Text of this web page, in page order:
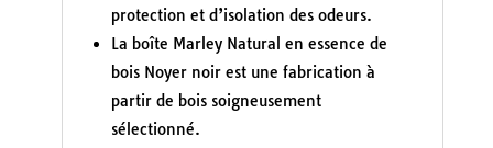
protection et d’isolation des odeurs.
La boîte Marley Natural en essence de
bois Noyer noir est une fabrication à
partir de bois soigneusement
sélectionné.